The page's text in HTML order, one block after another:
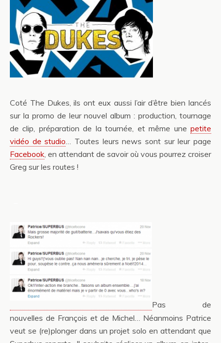
Coté The Dukes, ils ont eux aussi l’air d’être bien lancés
sur la promo de leur nouvel album : production, tournage
de clip, préparation de la tournée, et même une petite
vidéo de studio… Toutes leurs news sont sur leur page
Facebook, en attendant de savoir où vous pourrez croiser
Greg sur les routes !
Pas de
nouvelles de François et de Michel… Néanmoins Patrice
veut se (re)plonger dans un projet solo en attendant que